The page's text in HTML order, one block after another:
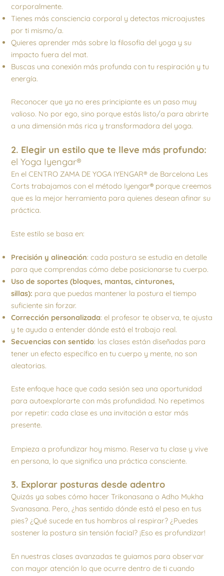
corporalmente.
Tienes más consciencia corporal y detectas microajustes
por ti mismo/a.
Quieres aprender más sobre la filosofía del yoga y su
impacto fuera del mat.
Buscas una conexión más profunda con tu respiración y tu
energía.
Reconocer que ya no eres principiante es un paso muy
valioso. No por ego, sino porque estás listo/a para abrirte
a una dimensión más rica y transformadora del yoga.
2. Elegir un estilo que te lleve más profundo:
el Yoga Iyengar®
En el CENTRO ZAMA DE YOGA IYENGAR® de Barcelona Les
Corts trabajamos con el método Iyengar® porque creemos
que es la mejor herramienta para quienes desean afinar su
práctica.
Este estilo se basa en:
Precisión y alineación: cada postura se estudia en detalle
para que comprendas cómo debe posicionarse tu cuerpo.
Uso de soportes (bloques, mantas, cinturones,
sillas): para que puedas mantener la postura el tiempo
suficiente sin forzar.
Corrección personalizada: el profesor te observa, te ajusta
y te ayuda a entender dónde está el trabajo real.
Secuencias con sentido: las clases están diseñadas para
tener un efecto específico en tu cuerpo y mente, no son
aleatorias.
Este enfoque hace que cada sesión sea una oportunidad
para autoexplorarte con más profundidad. No repetimos
por repetir: cada clase es una invitación a estar más
presente.
Empieza a profundizar hoy mismo. Reserva tu clase y vive
en persona, lo que significa una práctica consciente.
3. Explorar posturas desde adentro
Quizás ya sabes cómo hacer Trikonasana o Adho Mukha
Svanasana. Pero, ¿has sentido dónde está el peso en tus
pies? ¿Qué sucede en tus hombros al respirar? ¿Puedes
sostener la postura sin tensión facial? ¡Eso es profundizar!
En nuestras clases avanzadas te guiamos para observar
con mayor atención lo que ocurre dentro de ti cuando